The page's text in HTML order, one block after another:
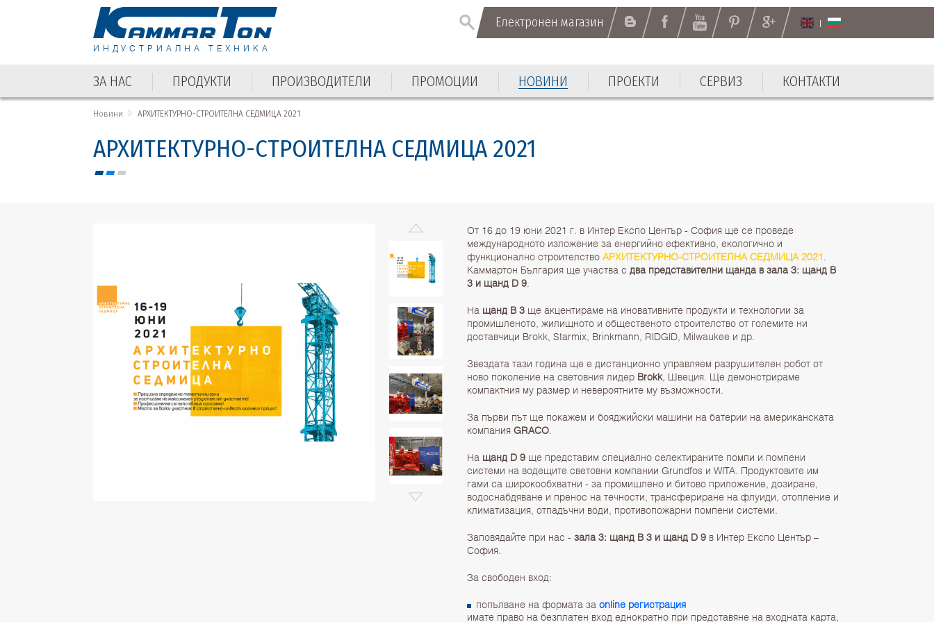
ИНДУСТРИАЛНА ТЕХНИКА
Електронен магазин
ЗА НАС ПРОДУКТИ ПРОИЗВОДИТЕЛИ ПРОМОЦИИ НОВИНИ ПРОЕКТИ СЕРВИЗ КОНТАКТИ
Новини АРХИТЕКТУРНО-СТРОИТЕЛНА СЕДМИЦА 2021
АРХИТЕКТУРНО-СТРОИТЕЛНА СЕДМИЦА 2021
От 16 до 19 юни 2021 г. в Интер Експо Център - София ще се проведе
международното изложение за енергийно ефективно, екологично и
функционално строителство АРХИТЕКТУРНО-СТРОИТЕЛНА СЕДМИЦА 2021.
Каммартон България ще участва с два представителни щанда в зала 3: щанд B
3 и щанд D 9.
На щанд B 3 ще акцентираме на иновативните продукти и технологии за
промишленото, жилищното и общественото строителство от големите ни
доставчици Brokk, Starmix, Brinkmann, RIDGID, Milwaukee и др.
Звездата тази година ще е дистанционно управляем разрушителен робот от
ново поколение на световния лидер Brokk, Швеция. Ще демонстрираме
компактния му размер и невероятните му възможности.
За първи път ще покажем и бояджийски машини на батерии на американската
компания GRACO.
На щанд D 9 ще представим специално селектираните помпи и помпени
системи на водещите световни компании Grundfos и WITA. Продуктовите им
гами са широкообхватни - за промишлено и битово приложение, дозиране,
водоснабдяване и пренос на течности, трансфериране на флуиди, отопление и
климатизация, отпадъчни води, противопожарни помпени системи.
Заповядайте при нас - зала 3: щанд B 3 и щанд D 9 в Интер Експо Център –
София.
За свободен вход:
попълване на формата за online регистрация
имате право на безплатен вход еднократно при представяне на входната карта,